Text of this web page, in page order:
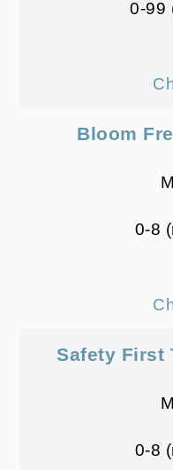
0-99
Bloom
0-8
Safety First
0-8